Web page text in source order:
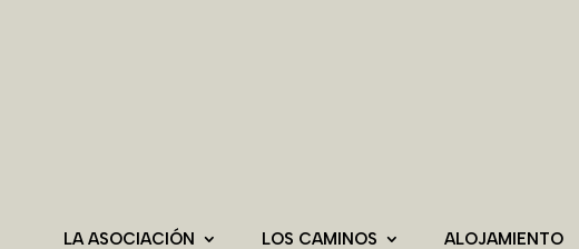
LA ASOCIACIÓN LOS CAMINOS ALOJAMIENTO